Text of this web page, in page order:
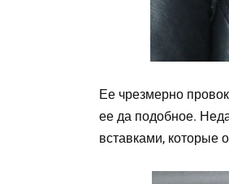
Ее чрезмерно
ее да подобное.
вставками, которые